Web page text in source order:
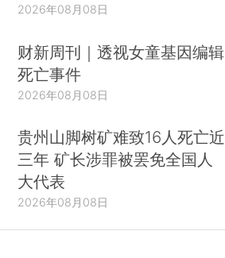
2026年08月08日
财新周刊｜透视女童基因编辑
死亡事件
2026年08月08日
贵州山脚树矿难致16人死亡近
三年 矿长涉罪被罢免全国人
大代表
2026年08月08日